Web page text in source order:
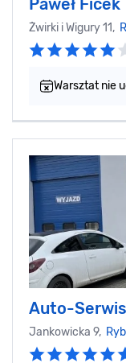
Paweł Ficek‎
Żwirki i Wigury 11,
Warsztat nie
Auto-
Jankowicka 9,